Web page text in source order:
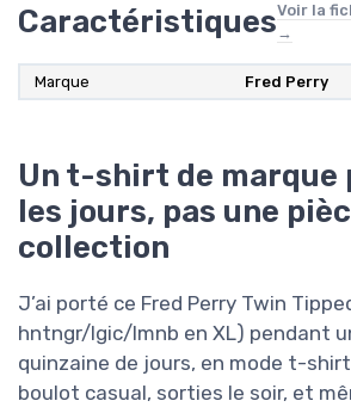
CaractéristiquesVoir la
→
Marque Fred Perry
Un t-shirt de marque
les jours, pas une
collection
J’ai porté ce Fred Perry Twin
hntngr/lgic/lmnb en XL) pendant
quinzaine de jours, en mode t-
boulot casual, sorties le soir, et